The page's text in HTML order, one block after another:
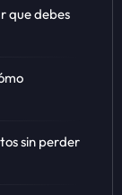
que debes
sin perder